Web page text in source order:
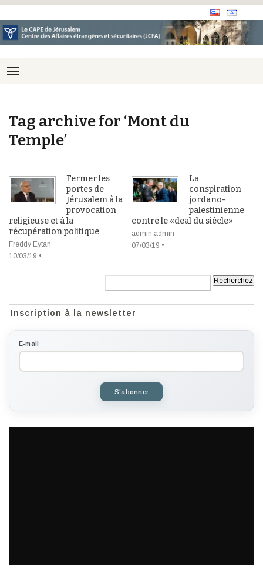
Tag archive for ‘Mont du
Temple’
Fermer les
portes de
Jérusalem à la
provocation
religieuse et à la
récupération politique
Freddy Eytan
10/03/19 •
La
conspiration
jordano-
palestinienne
contre le «deal du siècle»
admin admin
07/03/19 •
Inscription à la newsletter
E-mail
S'abonner